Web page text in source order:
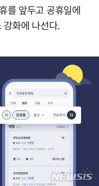
를 앞두고 공휴일에
화에 나선다.